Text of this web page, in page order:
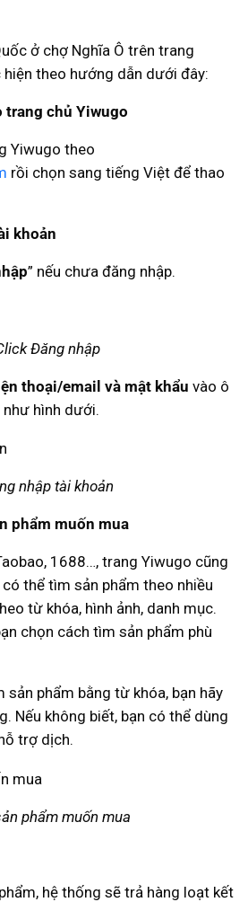
ở chợ Nghĩa Ô trên trang
theo hướng dẫn dưới đây:
trang chủ Yiwugo
Yiwugo theo
rồi chọn sang tiếng Việt để thao
khoản
” nếu chưa đăng nhập.
Đăng nhập
thoại/email và mật khẩu vào ô
như hình dưới.
nhập tài khoản
phẩm muốn mua
1688…, trang Yiwugo cũng
thể tìm sản phẩm theo nhiều
từ khóa, hình ảnh, danh mục.
chọn cách tìm sản phẩm phù
sản phẩm bằng từ khóa, bạn hãy
Nếu không biết, bạn có thể dùng
trợ dịch.
phẩm muốn mua
hệ thống sẽ trả hàng loạt kết